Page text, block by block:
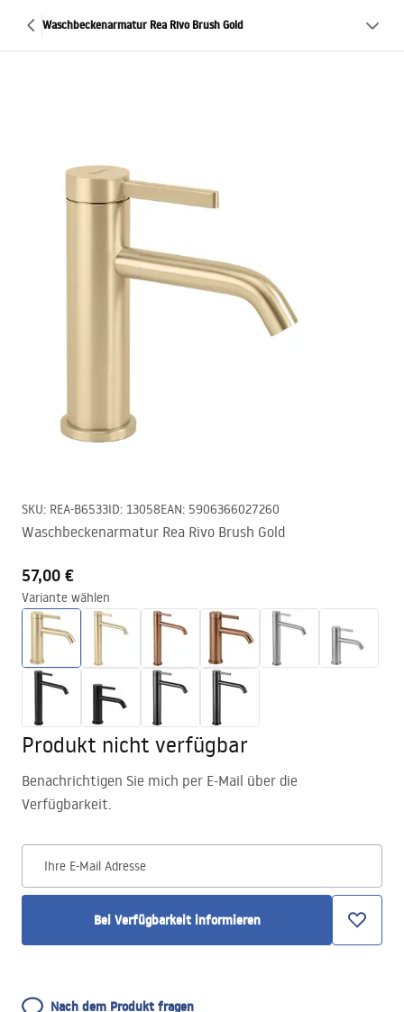
Waschbeckenarmatur Rea Rivo Brush Gold
SKU: REA-B6533ID: 13058EAN: 5906366027260
Waschbeckenarmatur Rea Rivo Brush Gold
57,00 €
Variante wählen
Produkt nicht verfügbar
Benachrichtigen Sie mich per E-Mail über die
Verfügbarkeit.
Ihre E-Mail Adresse
Bei Verfügbarkeit informieren
Nach dem Produkt fragen